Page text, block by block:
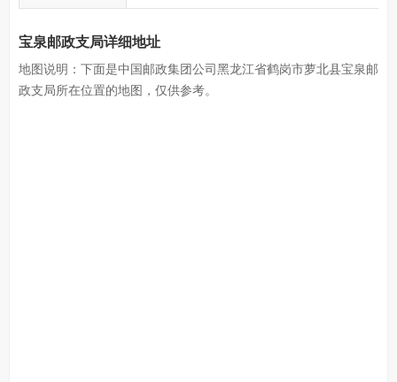
宝泉邮政支局详细地址
地图说明：下面是中国邮政集团公司黑龙江省鹤岗市萝北县宝泉邮
政支局所在位置的地图，仅供参考。